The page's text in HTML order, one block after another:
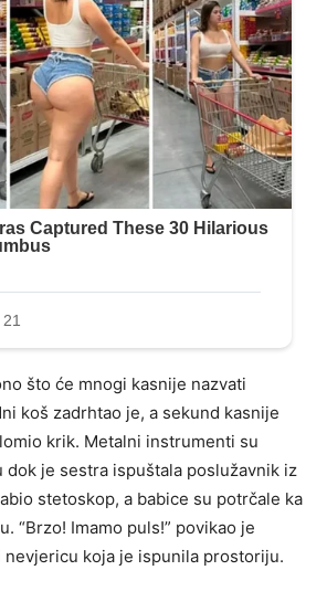
što će mnogi kasnije nazvati
koš zadrhtao je, a sekund kasnije
krik. Metalni instrumenti su
dok je sestra ispuštala poslužavnik iz
stetoskop, a babice su potrčale ka
“Brzo! Imamo puls!” povikao je
koja je ispunila prostoriju.